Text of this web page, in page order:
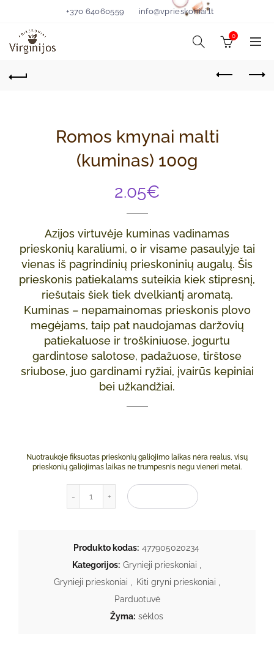
+370 64060559 info@vprieskoniai.lt
0
Romos kmynai malti
(kuminas) 100g
2.05€
Azijos virtuvėje kuminas vadinamas
prieskonių karaliumi, o ir visame pasaulyje tai
vienas iš pagrindinių prieskoninių augalų. Šis
prieskonis patiekalams suteikia kiek stipresnį,
riešutais šiek tiek dvelkiantį aromatą.
Kuminas – nepamainomas prieskonis plovo
megėjams, taip pat naudojamas daržovių
patiekaluose ir troškiniuose, jogurtu
gardintose salotose, padažuose, tirštose
sriubose, juo gardinami ryžiai, įvairūs kepiniai
bei užkandžiai.
Nuotraukoje fiksuotas prieskonių galiojimo laikas nėra realus, visų
prieskonių galiojimas laikas ne trumpesnis negu vieneri metai.
produkto kiekis: Romos kmynai malti
Produkto kodas: 477905020234
Kategorijos: Grynieji prieskoniai
Grynieji prieskoniai
Kiti gryni prieskoniai
Parduotuvė
Žyma: sėklos